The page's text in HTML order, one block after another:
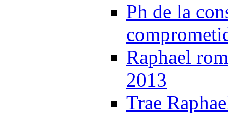
Ph de la
Raphael
2013
Trae